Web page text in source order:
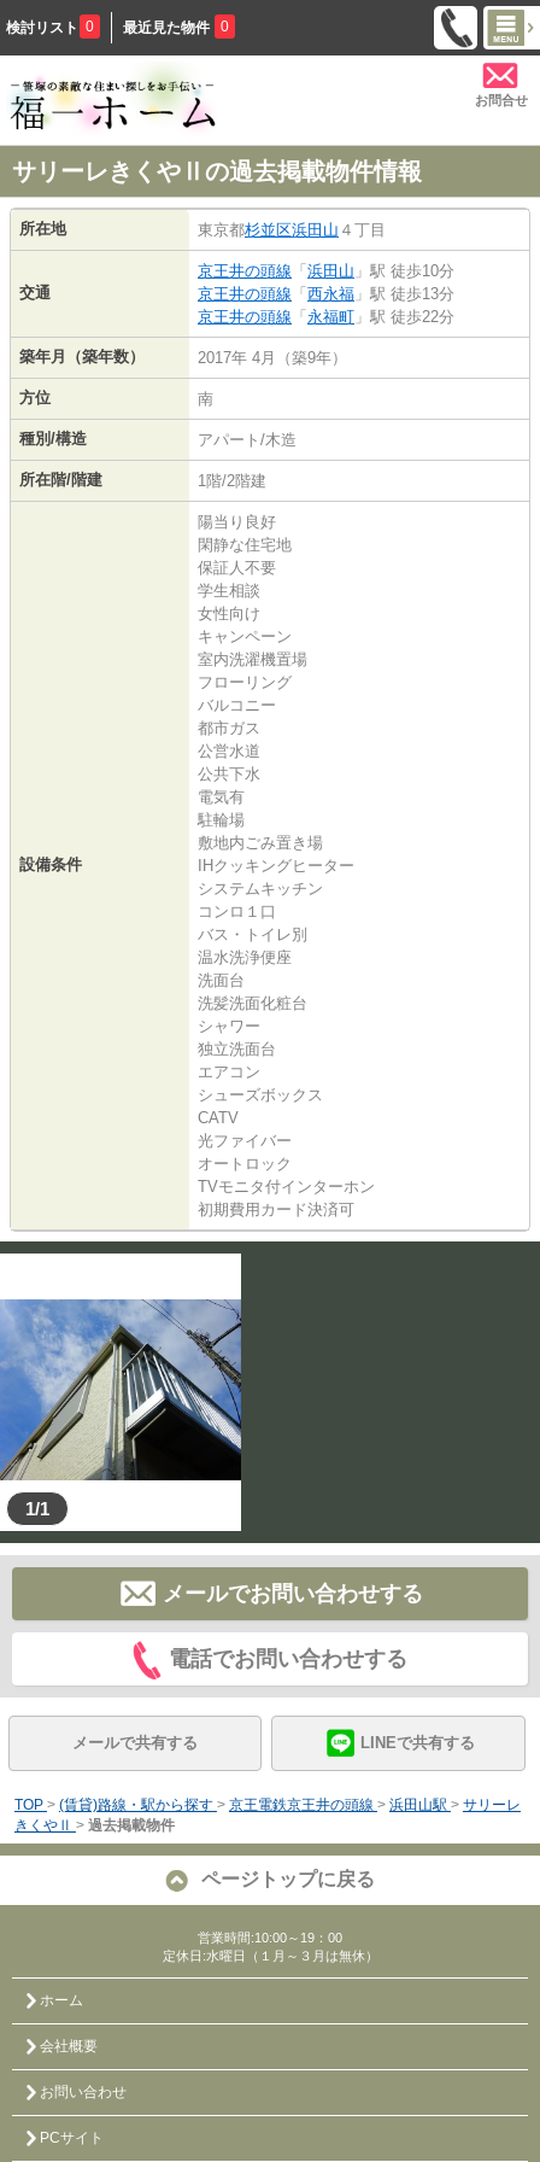
検討リスト 0 最近見た物件 0
お問合せ
サリーレきくやⅡの過去掲載物件情報
所在地 東京都杉並区浜田山 ４丁目
交通
京王井の頭線 「浜田山 」駅 徒歩10分
京王井の頭線 「西永福 」駅 徒歩13分
京王井の頭線 「永福町 」駅 徒歩22分
築年月（築年数） 2017年 4月（築9年）
方位 南
種別/構造 アパート/木造
所在階/階建 1階/2階建
設備条件
陽当り良好
閑静な住宅地
保証人不要
学生相談
女性向け
キャンペーン
室内洗濯機置場
フローリング
バルコニー
都市ガス
公営水道
公共下水
電気有
駐輪場
敷地内ごみ置き場
IHクッキングヒーター
システムキッチン
コンロ１口
バス・トイレ別
温水洗浄便座
洗面台
洗髪洗面化粧台
シャワー
独立洗面台
エアコン
シューズボックス
CATV
光ファイバー
オートロック
TVモニタ付インターホン
初期費用カード決済可
1/1
メールでお問い合わせする
電話でお問い合わせする
メールで共有する LINEで共有する
TOP > (賃貸)路線・駅から探す > 京王電鉄京王井の頭線 > 浜田山駅 > サリーレ
きくやⅡ > 過去掲載物件
ページトップに戻る
営業時間:10:00～19：00
定休日:水曜日（１月～３月は無休）
ホーム
会社概要
お問い合わせ
PCサイト